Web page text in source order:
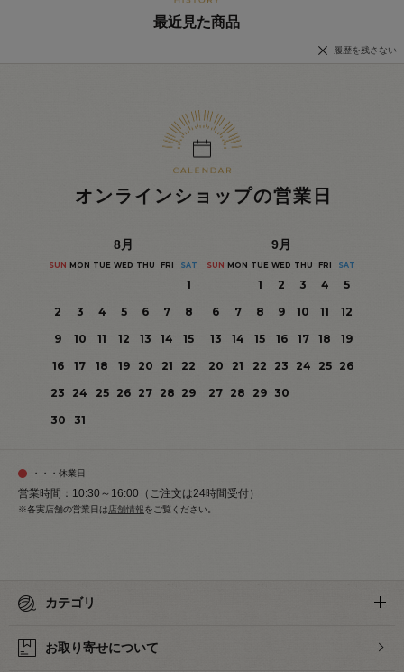
最近見た商品
履歴を残さない
オンラインショップの営業日
8月
SUN MON TUE WED THU FRI SAT
1
2
3 4 5 6 7
8
9
10 11 12 13 14
15
16
17 18 19 20 21
22
23
24 25 26 27 28 29
30
31
9月
SUN MON TUE WED THU FRI SAT
1 2 3 4
5
6
7 8 9 10 11
12
13
14 15 16 17 18
19
20
21 22 23 24 25
26
27 28 29 30
・・・休業日
営業時間：10:30～16:00（ご注文は24時間受付）
※各実店舗の営業日は 店舗情報をご覧ください。
カテゴリ
お取り寄せについて